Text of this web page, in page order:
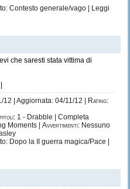
Contesto generale/vago | Leggi
che saresti stata vittima di
12 | Aggiornata: 04/11/12 |
Rating:
1 - Drabble | Completa
Moments | Avvertimenti: Nessuno
Dopo la II guerra magica/Pace |